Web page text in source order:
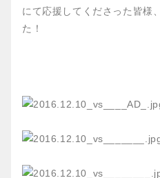
にて応援してくださった皆様
た！